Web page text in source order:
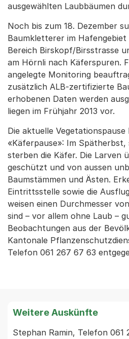
ausgewählten Laubbäumen
Noch bis zum 18. Dezember
Baumkletterer im Hafengebiet
Bereich Birskopf/Birsstrasse
am Hörnli nach Käferspuren.
angelegte Monitoring
zusätzlich ALB-zertifizierte
erhobenen Daten werden
liegen im Frühjahr 2013 vor.
Die aktuelle
«Käferpause»: Im
sterben die Käfer. Die Larven
geschützt und von aussen
Baumstämmen und Ästen.
Eintrittsstelle sowie die
weisen einen Durchmesser
sind – vor allem ohne Laub –
Beobachtungen aus der
Kantonale
Telefon 061 267 67 63
Weitere Auskünfte
Stephan Ramin, Telefon